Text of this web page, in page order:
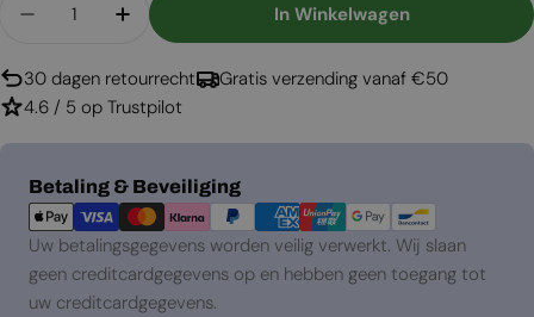
Aantal Verlagen Voor Arcticon Wit
Aantal Verhogen Voor Arcticon Wit
In Winkelwagen
30 dagen retourrecht
Gratis verzending vanaf €50
4.6 / 5 op Trustpilot
Betaling & Beveiliging
Betaalmethoden
Uw betalingsgegevens worden veilig verwerkt. Wij slaan
geen creditcardgegevens op en hebben geen toegang tot
uw creditcardgegevens.